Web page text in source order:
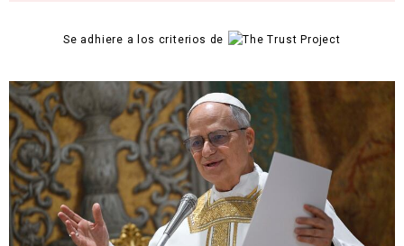
Se adhiere a los criterios de